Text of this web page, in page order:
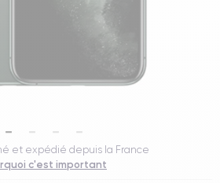
et expédié depuis la France
c'est important